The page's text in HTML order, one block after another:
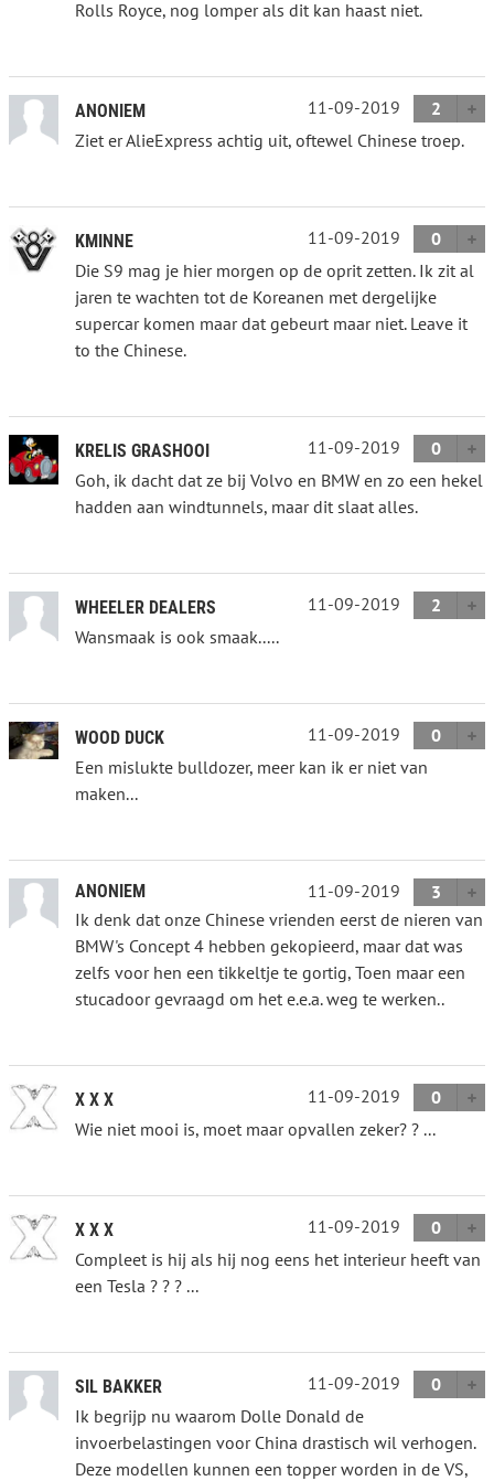
Rolls Royce, nog lomper als dit kan haast niet.
ANONIEM 11-09-2019
2
Ziet er AlieExpress achtig uit, oftewel Chinese troep.
KMINNE 11-09-2019
0
Die S9 mag je hier morgen op de oprit zetten. Ik zit al
jaren te wachten tot de Koreanen met dergelijke
supercar komen maar dat gebeurt maar niet. Leave it
to the Chinese.
KRELIS GRASHOOI 11-09-2019
0
Goh, ik dacht dat ze bij Volvo en BMW en zo een hekel
hadden aan windtunnels, maar dit slaat alles.
WHEELER DEALERS 11-09-2019
2
Wansmaak is ook smaak.....
WOOD DUCK 11-09-2019
0
Een mislukte bulldozer, meer kan ik er niet van
maken...
ANONIEM 11-09-2019
3
Ik denk dat onze Chinese vrienden eerst de nieren van
BMW's Concept 4 hebben gekopieerd, maar dat was
zelfs voor hen een tikkeltje te gortig, Toen maar een
stucadoor gevraagd om het e.e.a. weg te werken..
X X X 11-09-2019
0
Wie niet mooi is, moet maar opvallen zeker? ? ...
X X X 11-09-2019
0
Compleet is hij als hij nog eens het interieur heeft van
een Tesla ? ? ? ...
SIL BAKKER 11-09-2019
0
Ik begrijp nu waarom Dolle Donald de
invoerbelastingen voor China drastisch wil verhogen.
Deze modellen kunnen een topper worden in de VS,